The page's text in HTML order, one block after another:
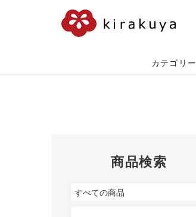
カテゴリー
商品検索